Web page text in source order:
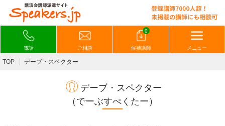
電話 ご相談
0
候補講師 メニュー
TOP デーブ・スペクター
デーブ・スペクター
（でーぶすぺくたー）